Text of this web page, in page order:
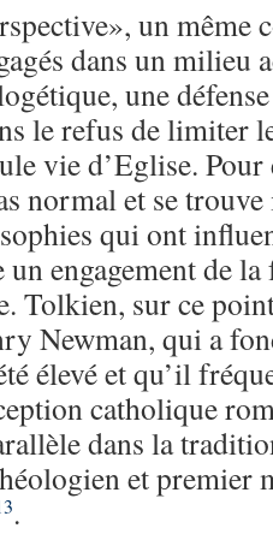
un même
dans un milieu
une
le refus de limiter
vie d’Eglise.
normal et se
qui ont
engagement de
Tolkien, sur ce
Newman, qui a
élevé et qu’il
catholique
dans la
et premier
.